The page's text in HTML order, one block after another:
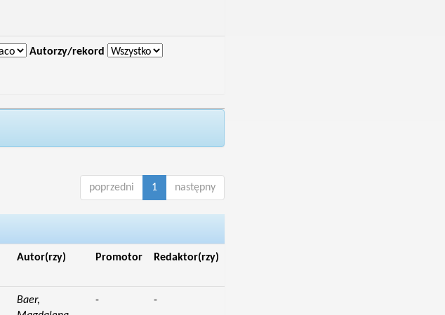
Autorzy/rekord
poprzedni 1 następny
Autor(rzy) Promotor Redaktor(rzy)
Baer,
- -